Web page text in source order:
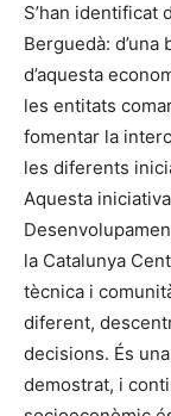
S’han identificat
Berguedà:
d’aquesta
les entitats
fomentar la
les diferents
Aquesta
la Catalunya
tècnica i
diferent,
decisions. És
demostrat, i